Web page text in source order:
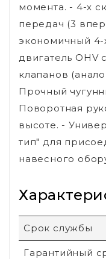
момента. - 4-х
передач (3
экономичный 4-
двигатель
клапанов
Прочный
Поворотная
высоте. -
тип" для
навесного
Срок службы
Гарантийный